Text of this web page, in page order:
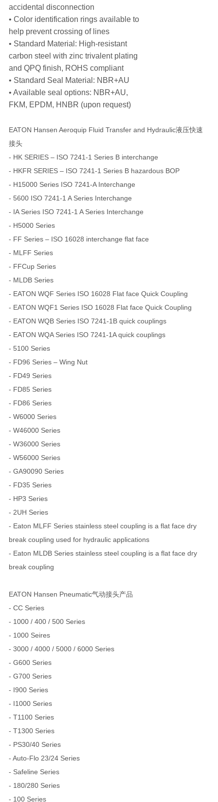
accidental disconnection
• Color identification rings available to
help prevent crossing of lines
• Standard Material: High-resistant
carbon steel with zinc trivalent plating
and QPQ finish, ROHS compliant
• Standard Seal Material: NBR+AU
• Available seal options: NBR+AU,
FKM, EPDM, HNBR (upon request)
EATON Hansen Aeroquip Fluid Transfer and Hydraulic液压快速
接头
- HK SERIES – ISO 7241-1 Series B interchange
- HKFR SERIES – ISO 7241-1 Series B hazardous BOP
- H15000 Series ISO 7241-A Interchange
- 5600 ISO 7241-1 A Series Interchange
- IA Series ISO 7241-1 A Series Interchange
- H5000 Series
- FF Series – ISO 16028 interchange flat face
- MLFF Series
- FFCup Series
- MLDB Series
- EATON WQF Series ISO 16028 Flat face Quick Coupling
- EATON WQF1 Series ISO 16028 Flat face Quick Coupling
- EATON WQB Series ISO 7241-1B quick couplings
- EATON WQA Series ISO 7241-1A quick couplings
- 5100 Series
- FD96 Series – Wing Nut
- FD49 Series
- FD85 Series
- FD86 Series
- W6000 Series
- W46000 Series
- W36000 Series
- W56000 Series
- GA90090 Series
- FD35 Series
- HP3 Series
- 2UH Series
- Eaton MLFF Series stainless steel coupling is a flat face dry
break coupling used for hydraulic applications
- Eaton MLDB Series stainless steel coupling is a flat face dry
break coupling
EATON Hansen Pneumatic气动接头产品
- CC Series
- 1000 / 400 / 500 Series
- 1000 Seires
- 3000 / 4000 / 5000 / 6000 Series
- G600 Series
- G700 Series
- I900 Series
- I1000 Series
- T1100 Series
- T1300 Series
- PS30/40 Series
- Auto-Flo 23/24 Series
- Safeline Series
- 180/280 Series
- 100 Series